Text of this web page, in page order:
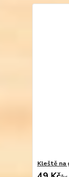
Kleště na